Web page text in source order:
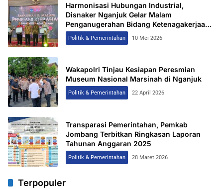
Harmonisasi Hubungan Industrial,
Disnaker Nganjuk Gelar Malam
Penganugerahan Bidang Ketenagakerjaan
2026
Politik & Pemerintahan 10 Mei 2026
Wakapolri Tinjau Kesiapan Peresmian
Museum Nasional Marsinah di Nganjuk
Politik & Pemerintahan 22 April 2026
Transparasi Pemerintahan, Pemkab
Jombang Terbitkan Ringkasan Laporan
Tahunan Anggaran 2025
Politik & Pemerintahan 28 Maret 2026
Terpopuler